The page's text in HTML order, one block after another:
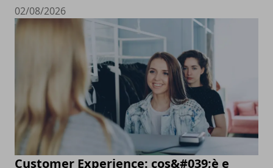
02/08/2026
Customer Experience: cos&#039;è e